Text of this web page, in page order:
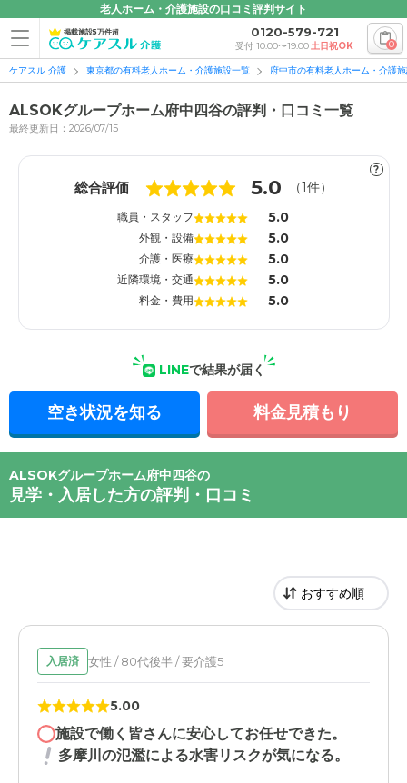
老人ホーム・介護施設の口コミ評判サイト
掲載施設5万件超 0120-579-721
受付 10:00〜19:00土日祝OK 0
ケアスル 介護 東京都の有料老人ホーム・介護施設一覧 府中市の有料老人ホーム・介護
ALSOKグループホーム府中四谷の評判・口コミ一覧
最終更新日：2026/07/15
?
総合評価 5.0 （1件）
職員・スタッフ 5.0
外観・設備 5.0
介護・医療 5.0
近隣環境・交通 5.0
料金・費用 5.0
LINEで結果が届く
空き状況を知る 料金見積もり
ALSOKグループホーム府中四谷の
見学・入居した方の評判・口コミ
入居済 女性 / 80代後半 / 要介護5
5.00
施設で働く皆さんに安心してお任せできた。
多摩川の氾濫による水害リスクが気になる。